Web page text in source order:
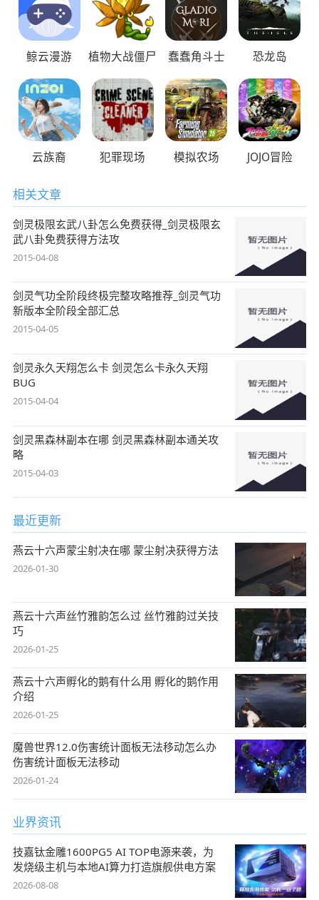
鲸云漫游 植物大战僵尸 蠢蠢角斗士 恐龙岛
云族裔 犯罪现场 模拟农场 JOJO冒险
相关文章
剑灵极限玄武八卦怎么免费获得_剑灵极限玄
武八卦免费获得方法攻
2015-04-08
剑灵气功全阶段终极完整攻略推荐_剑灵气功
新版本全阶段全部汇总
2015-04-05
剑灵永久天翔怎么卡 剑灵怎么卡永久天翔
BUG
2015-04-04
剑灵黑森林副本在哪 剑灵黑森林副本通关攻
略
2015-04-03
最近更新
燕云十六声蒙尘射决在哪 蒙尘射决获得方法
2026-01-30
燕云十六声丝竹雅韵怎么过 丝竹雅韵过关技
巧
2026-01-25
燕云十六声孵化的鹅有什么用 孵化的鹅作用
介绍
2026-01-25
魔兽世界12.0伤害统计面板无法移动怎么办
伤害统计面板无法移动
2026-01-24
业界资讯
技嘉钛金雕1600PG5 AI TOP电源来袭，为
发烧级主机与本地AI算力打造旗舰供电方案
2026-08-08